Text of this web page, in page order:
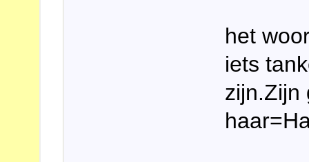
het
iets
zijn.Zijn